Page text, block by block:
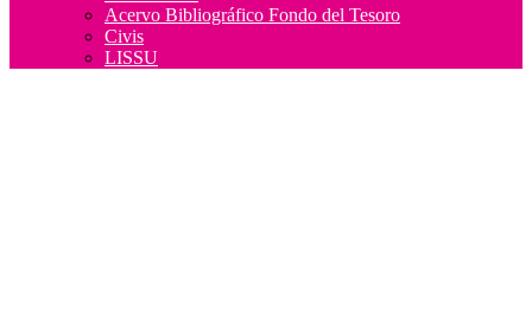
Acervo Bibliográfico Fondo del Tesoro
Civis
LISSU